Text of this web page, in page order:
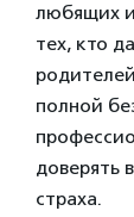
любящих
тех, кто
полной
доверять
страха.